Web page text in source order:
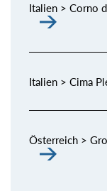
Italien > Corno
Italien > Cima
Österreich >